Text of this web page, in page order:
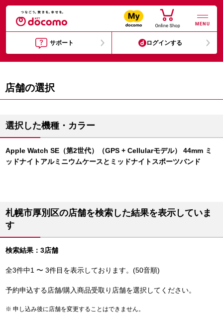
MENU
サポート ログインする
店舗の選択
選択した機種・カラー
Apple Watch SE（第2世代）（GPS + Cellularモデル） 44mm ミ
ッドナイトアルミニウムケースとミッドナイトスポーツバンド
札幌市厚別区の店舗を検索した結果を表示していま
す
検索結果：3店舗
全3件中1 〜 3件目を表示しております。(50音順)
予約申込する店舗/購入商品受取り店舗を選択してください。
申し込み後に店舗を変更することはできません。